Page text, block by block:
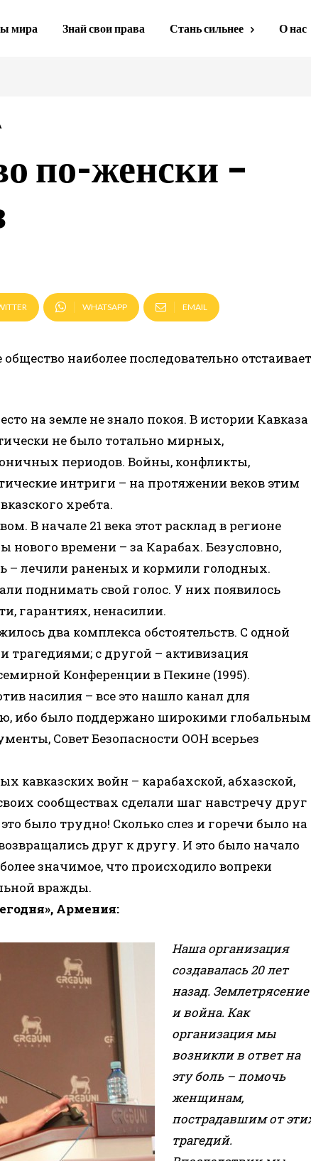
мира Знай свои права Стань сильнее О нас
по-женски –
WHATSAPP EMAIL
наиболее последовательно отстаивает
на земле не знало покоя. В истории Кавказа
не было тотально мирных,
периодов. Войны, конфликты,
интриги – на протяжении веков этим
хребта.
В начале 21 века этот расклад в регионе
нового времени – за Карабах. Безусловно,
лечили раненых и кормили голодных.
поднимать свой голос. У них появилось
гарантиях, ненасилии.
два комплекса обстоятельств. С одной
трагедиями; с другой – активизация
Конференции в Пекине (1995).
насилия – все это нашло канал для
ибо было поддержано широкими
Совет Безопасности ООН всерьез
войн – карабахской, абхазской,
сообществах сделали шаг навстречу друг
было трудно! Сколько слез и горечи было на
друг к другу. И это было начало
значимое, что происходило вопреки
вражды.
Армения:
Наша организация
создавалась 20 лет
назад. Землетрясение
и война. Как
организация мы
возникли в ответ на
эту боль – помочь
женщинам,
пострадавшим от
трагедий.